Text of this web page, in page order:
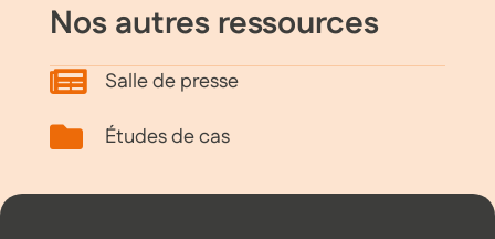
Nos autres ressources
Salle de presse
Études de cas